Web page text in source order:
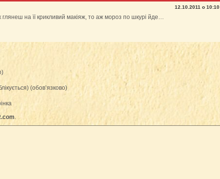
12.10.2011 о 10:10
на її крикливий макіяж, то аж мороз по шкурі йде…
(обов’язково)
.